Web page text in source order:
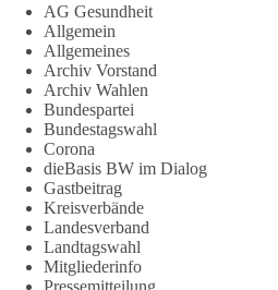
AG Gesundheit
Allgemein
Allgemeines
Archiv Vorstand
Archiv Wahlen
Bundespartei
Bundestagswahl
Corona
dieBasis BW im Dialog
Gastbeitrag
Kreisverbände
Landesverband
Landtagswahl
Mitgliederinfo
Pressemitteilung